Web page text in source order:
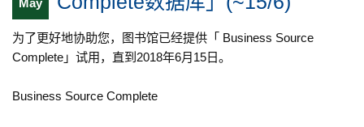
为了更好地协助您，图书馆已经提供「 Business Source
Complete」试用，直到2018年6月15日。
Business Source Complete